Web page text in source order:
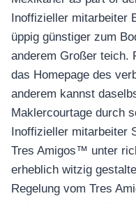
Inoffizieller mitarbeiter
üppig günstiger zum
anderem Großer teich.
das Homepage des
anderem kannst
Maklercourtage durch
Inoffizieller mitarbeiter
Tres Amigos™ unter
erheblich witzig
Regelung vom Tres